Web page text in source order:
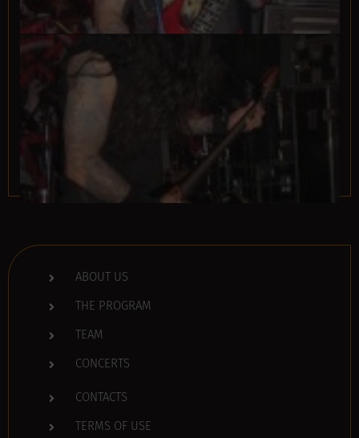
ABOUT US
THE PROGRAM
TEAM
CONCERTS
CONTACTS
TERMS OF USE